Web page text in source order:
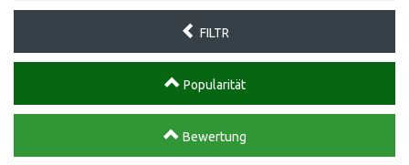
FILTR
Popularität
Bewertung